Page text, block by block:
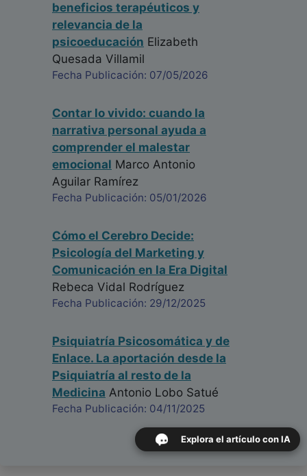
beneficios terapéuticos y
relevancia de la
psicoeducación Elizabeth
Quesada Villamil
Fecha Publicación: 07/05/2026
Contar lo vivido: cuando la
narrativa personal ayuda a
comprender el malestar
emocional Marco Antonio
Aguilar Ramírez
Fecha Publicación: 05/01/2026
Cómo el Cerebro Decide:
Psicología del Marketing y
Comunicación en la Era Digital
Rebeca Vidal Rodríguez
Fecha Publicación: 29/12/2025
Psiquiatría Psicosomática y de
Enlace. La aportación desde la
Psiquiatría al resto de la
Medicina Antonio Lobo Satué
Fecha Publicación: 04/11/2025
Explora el artículo con IA